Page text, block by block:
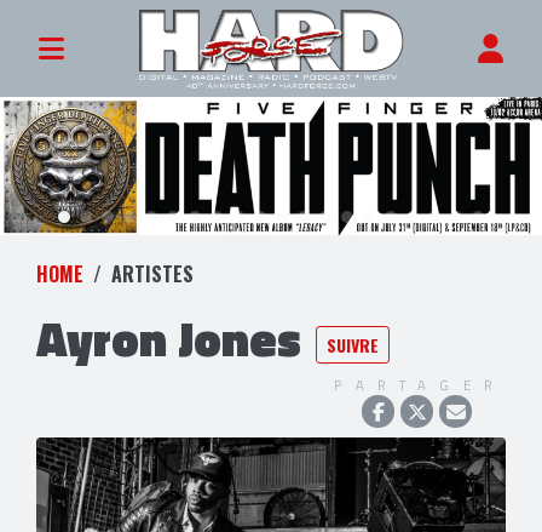
HOME ARTISTES
Ayron Jones SUIVRE
PARTAGER